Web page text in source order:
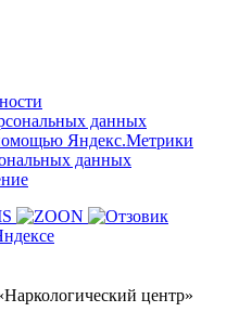
данных
Яндекс.Метрики
данных
центр»